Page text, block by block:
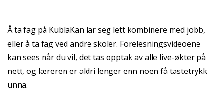
Å ta fag på KublaKan lar seg lett kombinere med jobb,
eller å ta fag ved andre skoler. Forelesningsvideoene
kan sees når du vil, det tas opptak av alle live-økter på
nett, og læreren er aldri lenger enn noen få tastetrykk
unna.